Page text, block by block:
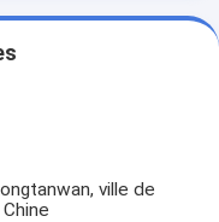
ville de